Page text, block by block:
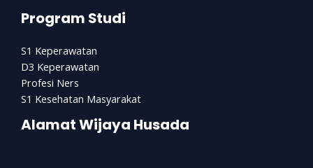
Program Studi
S1 Keperawatan
D3 Keperawatan
Profesi Ners
S1 Kesehatan Masyarakat
Alamat Wijaya Husada